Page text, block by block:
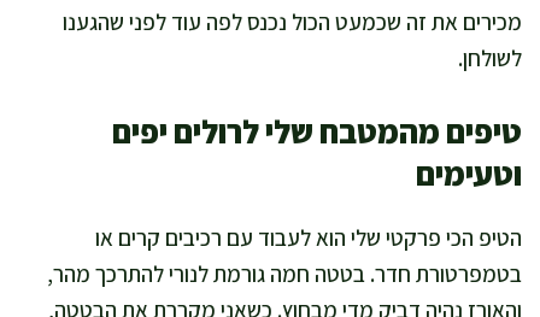
מכירים את זה שכמעט הכול נכנס לפה עוד לפני שהגענו
לשולחן.
טיפים מהמטבח שלי לרולים יפים
וטעימים
הטיפ הכי פרקטי שלי הוא לעבוד עם רכיבים קרים או
בטמפרטורת חדר. בטטה חמה גורמת לנורי להתרכך מהר,
והאורז נהיה דביק מדי מבחוץ. כשאני מקררת את הבטטה,